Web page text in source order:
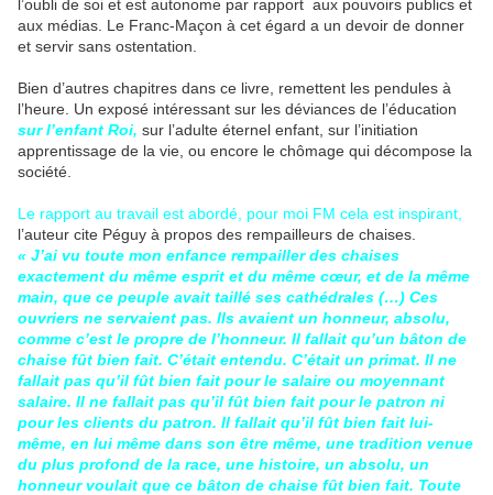
l’oubli de soi et est autonome par rapport aux pouvoirs publics et
aux médias. Le Franc-Maçon à cet égard a un devoir de donner
et servir sans ostentation.
Bien d’autres chapitres dans ce livre, remettent les pendules à
l’heure. Un exposé intéressant sur les déviances de l’éducation
sur l’enfant Roi, sur l’adulte éternel enfant, sur l’initiation
apprentissage de la vie, ou encore le chômage qui décompose la
société.
Le rapport au travail est abordé, pour moi FM cela est inspirant,
l’auteur cite Péguy à propos des rempailleurs de chaises.
« J’ai vu toute mon enfance rempailler des chaises
exactement du même esprit et du même cœur, et de la même
main, que ce peuple avait taillé ses cathédrales (…) Ces
ouvriers ne servaient pas. Ils avaient un honneur, absolu,
comme c’est le propre de l’honneur. Il fallait qu’un bâton de
chaise fût bien fait. C’était entendu. C’était un primat. Il ne
fallait pas qu’il fût bien fait pour le salaire ou moyennant
salaire. Il ne fallait pas qu’il fût bien fait pour le patron ni
pour les clients du patron. Il fallait qu’il fût bien fait lui-
même, en lui même dans son être même, une tradition venue
du plus profond de la race, une histoire, un absolu, un
honneur voulait que ce bâton de chaise fût bien fait. Toute